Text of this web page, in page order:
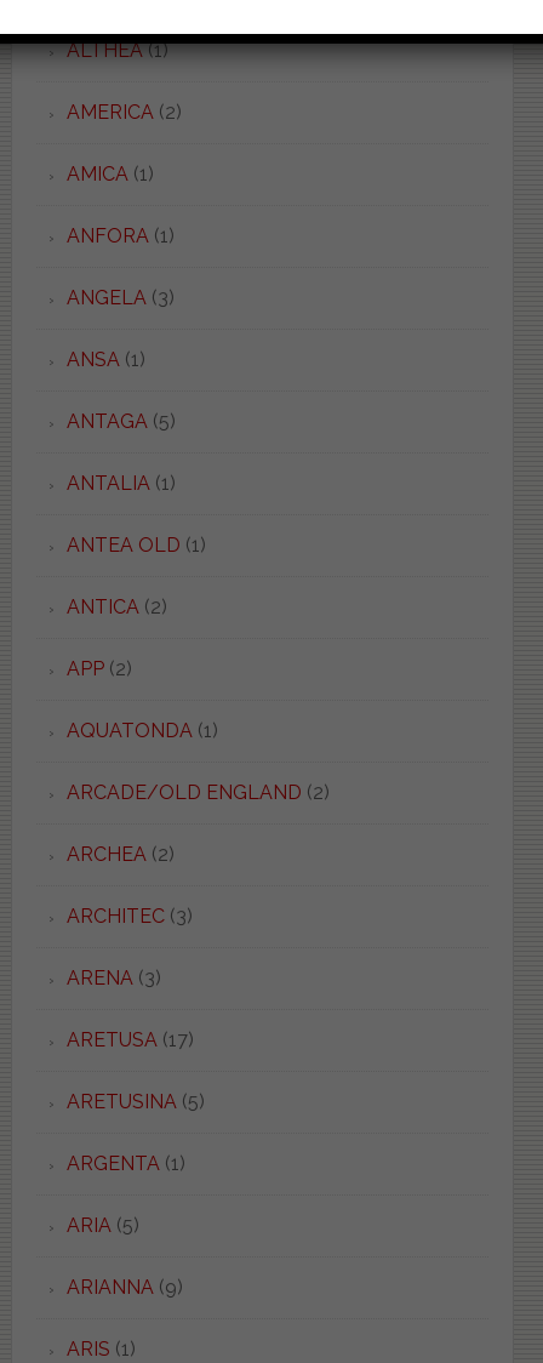
ALTHEA(1)
AMERICA(2)
AMICA(1)
ANFORA(1)
ANGELA(3)
ANSA(1)
ANTAGA(5)
ANTALIA(1)
ANTEA OLD (1)
ANTICA(2)
APP(2)
AQUATONDA(1)
ARCADE/OLD ENGLAND (2)
ARCHEA(2)
ARCHITEC(3)
ARENA(3)
ARETUSA(17)
ARETUSINA(5)
ARGENTA(1)
ARIA(5)
ARIANNA(9)
ARIS (1)